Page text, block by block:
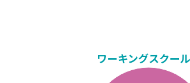
ワーキングスクー